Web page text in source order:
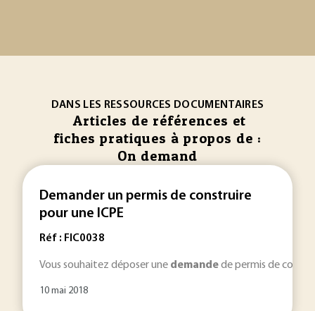
DANS LES RESSOURCES DOCUMENTAIRES
Articles de références et
fiches pratiques à propos de :
On demand
Demander un permis de construire
pour une ICPE
Réf : FIC0038
Vous souhaitez déposer une demandede permis de
10 mai 2018